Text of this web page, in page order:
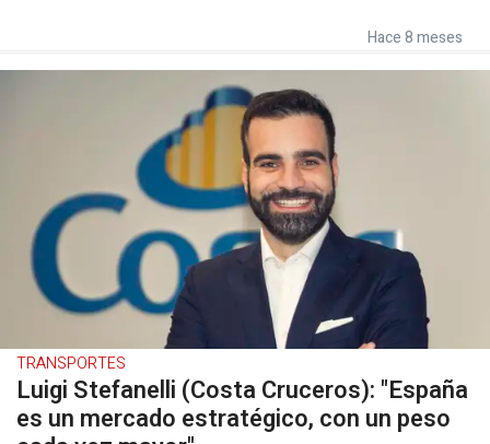
Hace 8 meses
TRANSPORTES
Luigi Stefanelli (Costa Cruceros): "España
es un mercado estratégico, con un peso